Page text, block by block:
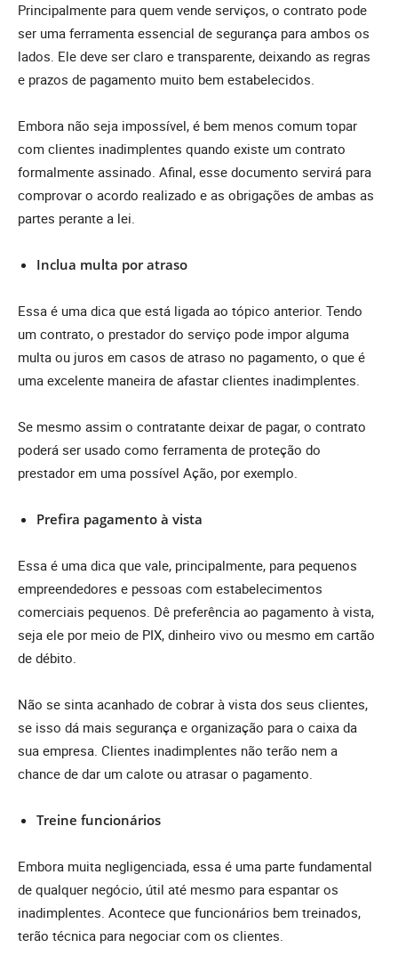
Principalmente para quem vende serviços, o contrato pode
ser uma ferramenta essencial de segurança para ambos os
lados. Ele deve ser claro e transparente, deixando as regras
e prazos de pagamento muito bem estabelecidos.
Embora não seja impossível, é bem menos comum topar
com clientes inadimplentes quando existe um contrato
formalmente assinado. Afinal, esse documento servirá para
comprovar o acordo realizado e as obrigações de ambas as
partes perante a lei.
Inclua multa por atraso
Essa é uma dica que está ligada ao tópico anterior. Tendo
um contrato, o prestador do serviço pode impor alguma
multa ou juros em casos de atraso no pagamento, o que é
uma excelente maneira de afastar clientes inadimplentes.
Se mesmo assim o contratante deixar de pagar, o contrato
poderá ser usado como ferramenta de proteção do
prestador em uma possível Ação, por exemplo.
Prefira pagamento à vista
Essa é uma dica que vale, principalmente, para pequenos
empreendedores e pessoas com estabelecimentos
comerciais pequenos. Dê preferência ao pagamento à vista,
seja ele por meio de PIX, dinheiro vivo ou mesmo em cartão
de débito.
Não se sinta acanhado de cobrar à vista dos seus clientes,
se isso dá mais segurança e organização para o caixa da
sua empresa. Clientes inadimplentes não terão nem a
chance de dar um calote ou atrasar o pagamento.
Treine funcionários
Embora muita negligenciada, essa é uma parte fundamental
de qualquer negócio, útil até mesmo para espantar os
inadimplentes. Acontece que funcionários bem treinados,
terão técnica para negociar com os clientes.